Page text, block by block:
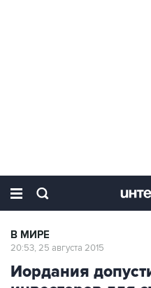
В МИРЕ
20:53, 25 августа 2015
Иордания